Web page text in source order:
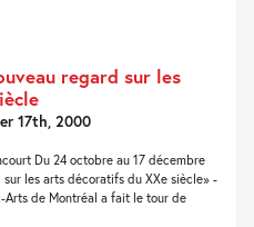
regard sur les
17th, 2000
Du 24 octobre au 17 décembre
sur les arts décoratifs du XXe siècle» -
Arts de Montréal a fait le tour de